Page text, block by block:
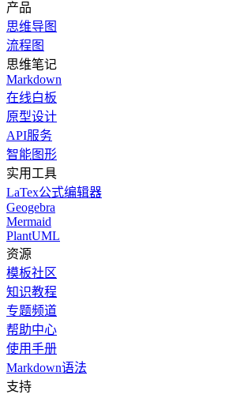
产品
思维导图
流程图
思维笔记
Markdown
在线白板
原型设计
API服务
智能图形
实用工具
LaTex公式编辑器
Geogebra
Mermaid
PlantUML
资源
模板社区
知识教程
专题频道
帮助中心
使用手册
Markdown语法
支持